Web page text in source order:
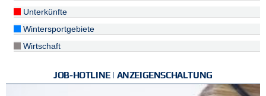
Unterkünfte
Wintersportgebiete
Wirtschaft
JOB-HOTLINE | ANZEIGENSCHALTUNG